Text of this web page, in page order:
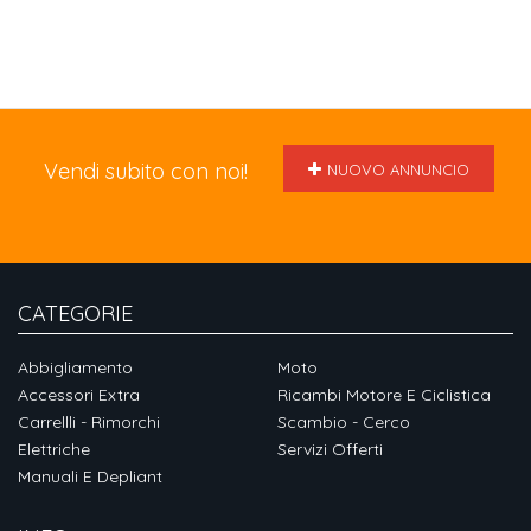
Vendi subito con noi! NUOVO ANNUNCIO
CATEGORIE
Abbigliamento
Accessori Extra
Carrellli - Rimorchi
Elettriche
Manuali E Depliant
Moto
Ricambi Motore E Ciclistica
Scambio - Cerco
Servizi Offerti